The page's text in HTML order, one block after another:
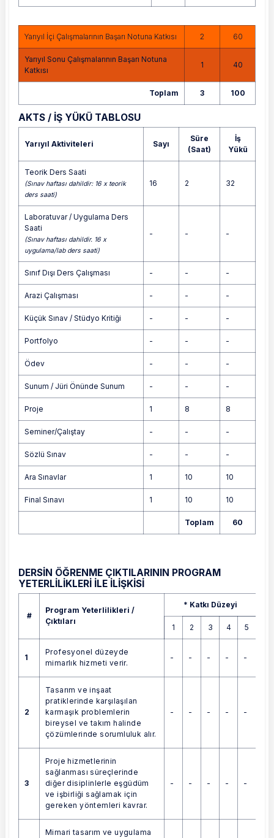
Yarıyıl İçi Çalışmalarının Başarı Notuna Katkısı 2 60
Yarıyıl Sonu Çalışmalarının Başarı Notuna
Katkısı
1 40
Toplam 3 100
AKTS / İŞ YÜKÜ TABLOSU
Yarıyıl Aktiviteleri Sayı
Süre
(Saat)
İş
Yükü
Teorik Ders Saati
(Sınav haftası dahildir: 16 x teorik
ders saati)
16 2 32
Laboratuvar / Uygulama Ders
Saati
(Sınav haftası dahildir. 16 x
uygulama/lab ders saati)
- - -
Sınıf Dışı Ders Çalışması - - -
Arazi Çalışması - - -
Küçük Sınav / Stüdyo Kritiği - - -
Portfolyo - - -
Ödev - - -
Sunum / Jüri Önünde Sunum - - -
Proje 1 8 8
Seminer/Çalıştay - - -
Sözlü Sınav - - -
Ara Sınavlar 1 10 10
Final Sınavı 1 10 10
Toplam 60
DERSİN ÖĞRENME ÇIKTILARININ PROGRAM
YETERLİLİKLERİ İLE İLİŞKİSİ
#
Program Yeterlilikleri /
Çıktıları
* Katkı Düzeyi
1 2 3 4 5
1
Profesyonel düzeyde
mimarlık hizmeti verir.
- - - - -
2
Tasarım ve inşaat
pratiklerinde karşılaşılan
karmaşık problemlerin
bireysel ve takım halinde
çözümlerinde sorumluluk alır.
- - - - -
3
Proje hizmetlerinin
sağlanması süreçlerinde
diğer disiplinlerle eşgüdüm
ve işbirliği sağlamak için
gereken yöntemleri kavrar.
- - - - -
Mimari tasarım ve uygulama